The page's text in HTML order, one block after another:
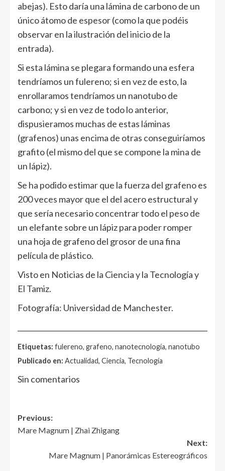
abejas). Esto daría una lámina de carbono de un
único átomo de espesor (como la que podéis
observar en la ilustración del inicio de la
entrada).
Si esta lámina se plegara formando una esfera
tendríamos un fulereno; si en vez de esto, la
enrollaramos tendríamos un nanotubo de
carbono; y si en vez de todo lo anterior,
dispusieramos muchas de estas láminas
(grafenos) unas encima de otras conseguiríamos
grafito (el mismo del que se compone la mina de
un lápiz).
Se ha podido estimar que la fuerza del grafeno es
200 veces mayor que el del acero estructural y
que sería necesario concentrar todo el peso de
un elefante sobre un lápiz para poder romper
una hoja de grafeno del grosor de una fina
película de plástico.
Visto en Noticias de la Ciencia y la Tecnología y
El Tamiz.
Fotografía: Universidad de Manchester.
Etiquetas: fulereno, grafeno, nanotecnología, nanotubo
Publicado en: Actualidad, Ciencia, Tecnología
Sin comentarios
Post
navigation
Previous:
Mare Magnum | Zhai Zhigang
Next:
Mare Magnum | Panorámicas Estereográficos